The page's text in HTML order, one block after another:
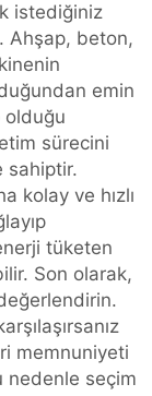
istediğiniz
Ahşap, beton,
emin
olduğu
sürecini
sahiptir.
kolay ve hızlı
tüketen
Son olarak,
memnuniyeti
nedenle seçim